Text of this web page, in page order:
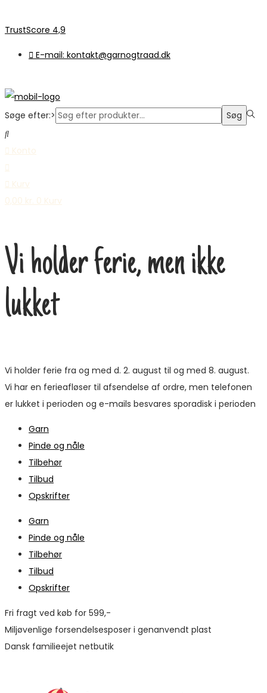
TrustScore 4,9
E-mail: kontakt@garnogtraad.dk
Søge efter:> Søg
Konto
Kurv
0,00 kr. 0 Kurv
Vi holder ferie, men ikke
lukket
Vi holder ferie fra og med d. 2. august til og med 8. august.
Vi har en ferieafløser til afsendelse af ordre, men telefonen
er lukket i perioden og e-mails besvares sporadisk i perioden
Garn
Pinde og nåle
Tilbehør
Tilbud
Opskrifter
Garn
Pinde og nåle
Tilbehør
Tilbud
Opskrifter
Fri fragt ved køb for 599,-
Miljøvenlige forsendelsesposer i genanvendt plast
Dansk familieejet netbutik